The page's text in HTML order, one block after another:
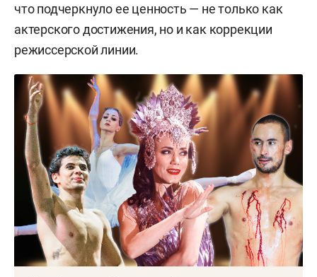
что подчеркнуло ее ценность — не только как
актерского достижения, но и как коррекции
режиссерской линии.